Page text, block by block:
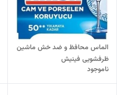
الماس محافظ و ضد خش ماشین
ظرفشویی فینیش
ناموجود